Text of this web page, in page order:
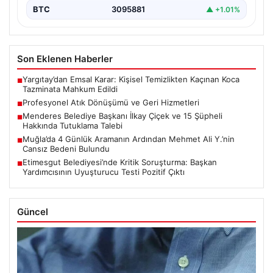
BTC 3095881 ▲ +1.01%
Son Eklenen Haberler
■Yargıtay’dan Emsal Karar: Kişisel Temizlikten Kaçınan Koca
Tazminata Mahkum Edildi
■Profesyonel Atık Dönüşümü ve Geri Hizmetleri
■Menderes Belediye Başkanı İlkay Çiçek ve 15 Şüpheli
Hakkında Tutuklama Talebi
■Muğla’da 4 Günlük Aramanın Ardından Mehmet Ali Y.’nin
Cansız Bedeni Bulundu
■Etimesgut Belediyesi’nde Kritik Soruşturma: Başkan
Yardımcısının Uyuşturucu Testi Pozitif Çıktı
Güncel